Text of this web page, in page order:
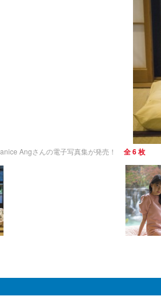
Angさんの電子写真集が発売！ 全 6 枚